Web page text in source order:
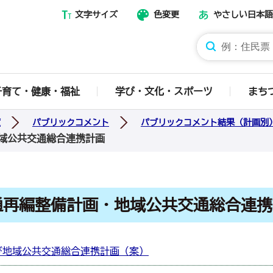
那須烏山市ホームページ
文字サイズ 色変更 やさしい日本語
育て・健康・福祉 学び・文化・スポーツ まち
パブリックコメント パブリックコメント結果（計画別
公共交通総合連携計画
編整備計画・地域公共交通総合連
域公共交通総合連携計画（案）